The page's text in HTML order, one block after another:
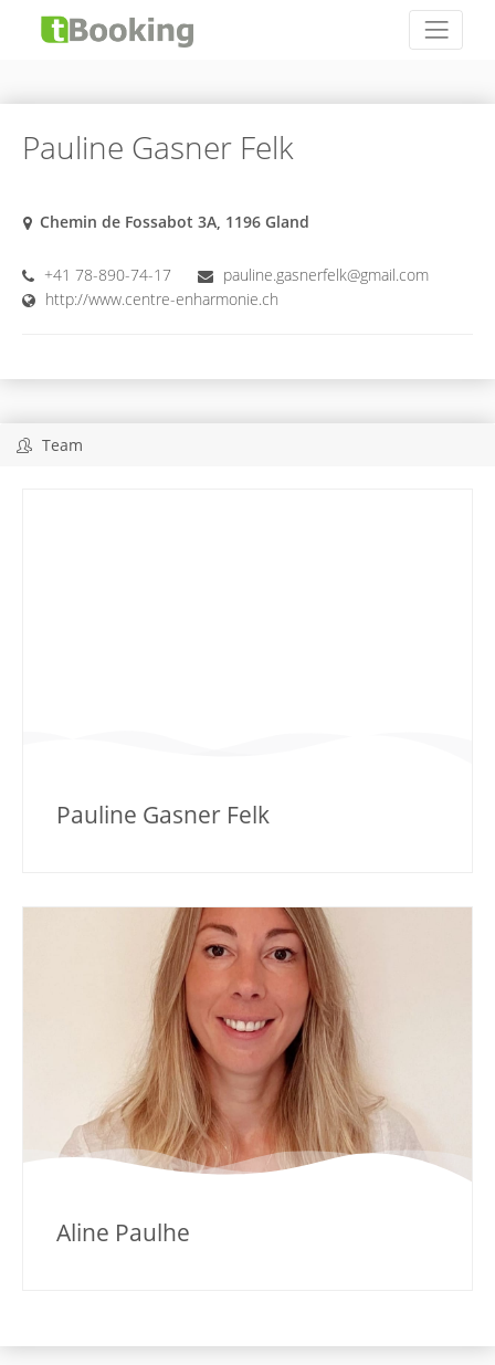
Pauline Gasner Felk
Chemin de Fossabot 3A, 1196 Gland
+41 78-890-74-17
pauline.gasnerfelk@gmail.com
http://www.centre-enharmonie.ch
Team
Pauline Gasner Felk
Aline Paulhe